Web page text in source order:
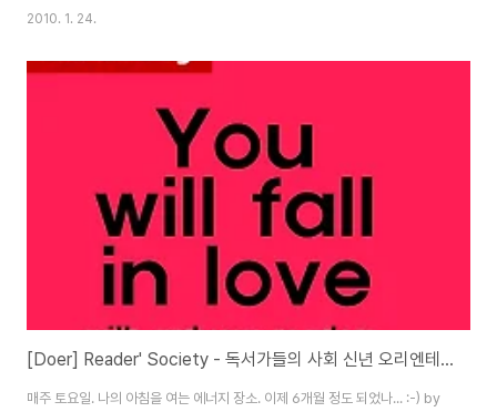
두 한 주간 힘내서 읽고 와 주셨네요! 시작을 연 형준군의 '신년 계획'에서 있었
International Migration Intro by 형준 # European Dream Intro by
고운 # On Steteotype by 상주 by Doer 안영일
2010. 1. 24.
[Doer] Reader' Society - 독서가들의 사회 신년 오리엔테이션 모임 기념
매주 토요일. 나의 아침을 여는 에너지 장소. 이제 6개월 정도 되었나... :-) by